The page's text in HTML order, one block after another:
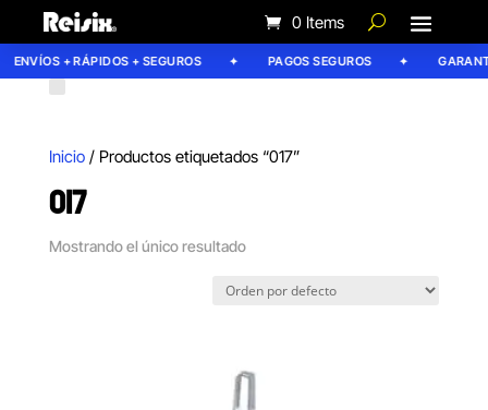
0 Items
ENVÍOS + RÁPIDOS + SEGUROS PAGOS SEGUROS
Inicio/ Productos etiquetados “017”
017
Mostrando el único resultado